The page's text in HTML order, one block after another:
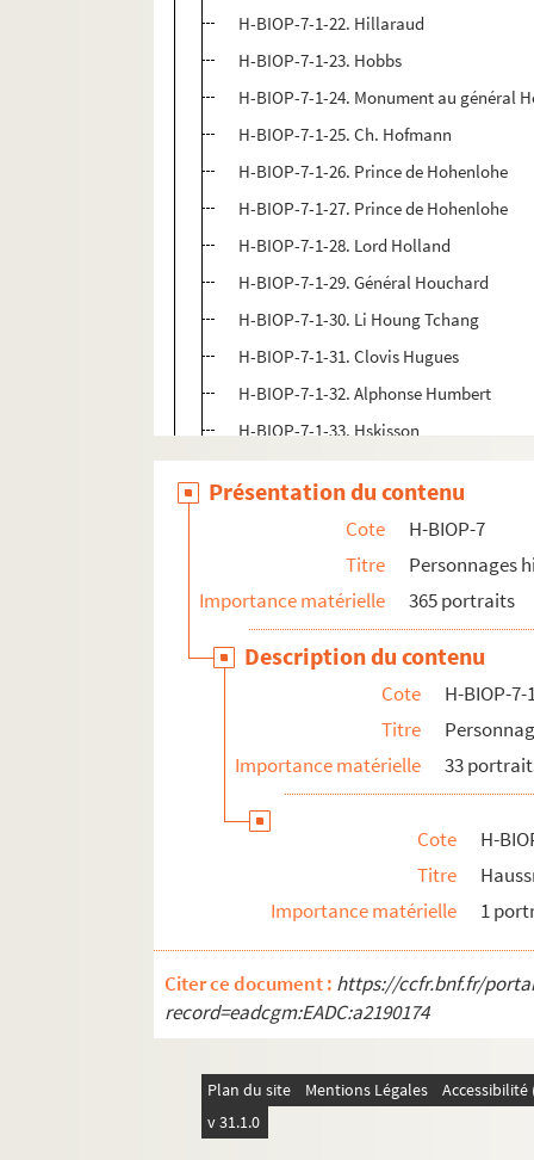
H-BIOP-7-1-22. Hillaraud
H-BIOP-7-1-23. Hobbs
H-BIOP-7-1-24. Monument au général
H-BIOP-7-1-25. Ch. Hofmann
H-BIOP-7-1-26. Prince de Hohenlohe
H-BIOP-7-1-27. Prince de Hohenlohe
H-BIOP-7-1-28. Lord Holland
H-BIOP-7-1-29. Général Houchard
H-BIOP-7-1-30. Li Houng Tchang
H-BIOP-7-1-31. Clovis Hugues
H-BIOP-7-1-32. Alphonse Humbert
H-BIOP-7-1-33. Hskisson
H-BIOP-8. Personnages historiques de P à Z
H-BIOP-9. Portraits de personnages du
Présentation du contenu
Cote
H-BIOP-7
Titre
Personnages
Importance matérielle
365 portraits
Description du contenu
Cote
H-BIOP-7-
Titre
Importance matérielle
33
Cote
H-
Titre
Importance matérielle
1
Citer ce document : https://ccfr.bnf.fr/
record=eadcgm:EADC:a2190174
Plan du site Mentions Légales
v 31.1.0